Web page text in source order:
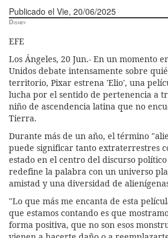
Publicado el Vie, 20/06/2025
Disney
EFE
Los Ángeles, 20 Jun.- En un momento
Unidos debate intensamente sobre
territorio, Pixar estrena 'Elio', una
lucha por el sentido de pertenencia a
niño de ascendencia latina que no
Tierra.
Durante más de un año, el término
puede significar tanto extraterrestres
estado en el centro del discurso
redefine la palabra con un universo
amistad y una diversidad de
"Lo que más me encanta de esta
que estamos contando es que
forma positiva, que no son esos